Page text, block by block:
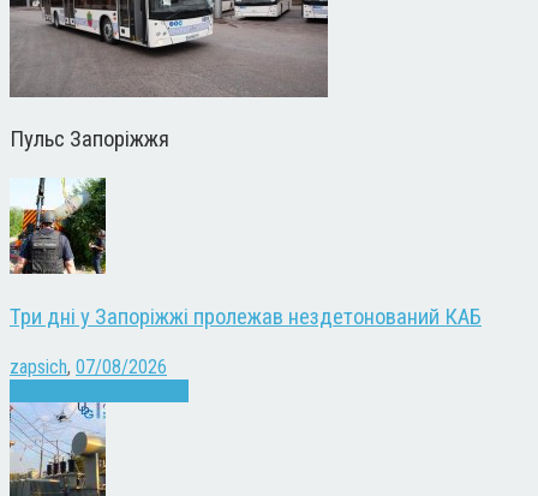
Пульс Запоріжжя
Три дні у Запоріжжі пролежав нездетонований КАБ
zapsich, 07/08/2026